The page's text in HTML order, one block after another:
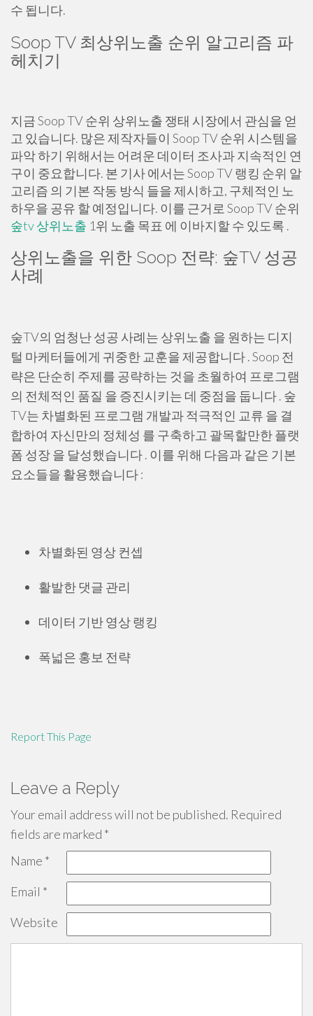
수 됩니다.
Soop TV 최상위노출 순위 알고리즘 파
헤치기
지금 Soop TV 순위 상위노출 쟁태 시장에서 관심을 얻
고 있습니다. 많은 제작자들이 Soop TV 순위 시스템을
파악 하기 위해서는 어려운 데이터 조사과 지속적인 연
구이 중요합니다. 본 기사 에서는 Soop TV 랭킹 순위 알
고리즘 의 기본 작동 방식 들을 제시하고, 구체적인 노
하우을 공유 할 예정입니다. 이를 근거로 Soop TV 순위
숲tv 상위노출 1위 노출 목표 에 이바지할 수 있도록 .
상위노출을 위한 Soop 전략: 숲TV 성공
사례
숲TV의 엄청난 성공 사례는 상위노출 을 원하는 디지
털 마케터들에게 귀중한 교훈을 제공합니다 . Soop 전
략은 단순히 주제를 공략하는 것을 초월하여 프로그램
의 전체적인 품질 을 증진시키는 데 중점을 둡니다 . 숲
TV는 차별화된 프로그램 개발과 적극적인 교류 을 결
합하여 자신만의 정체성 를 구축하고 괄목할만한 플랫
폼 성장 을 달성했습니다 . 이를 위해 다음과 같은 기본
요소들을 활용했습니다 :
차별화된 영상 컨셉
활발한 댓글 관리
데이터 기반 영상 랭킹
폭넓은 홍보 전략
Report This Page
Leave a Reply
Your email address will not be published. Required
fields are marked *
Name *
Email *
Website